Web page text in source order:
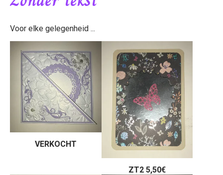
Voor elke gelegenheid ...
VERKOCHT
ZT2 5,50€